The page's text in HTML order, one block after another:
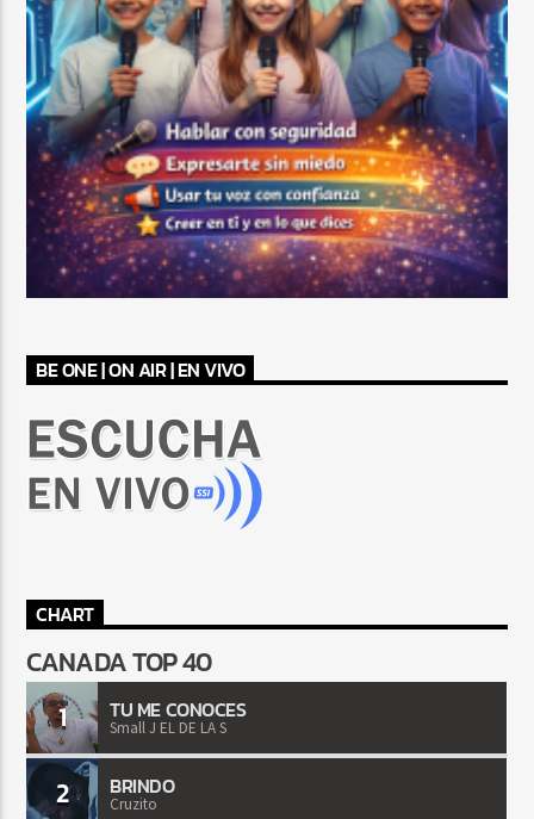
BE ONE | ON AIR | EN VIVO
CHART
CANADA TOP 40
1 TU ME CONOCES
Small J EL DE LA S
2 BRINDO
Cruzito